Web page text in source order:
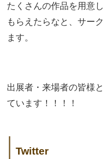
たくさんの作品を用意
もらえたらなと、サー
ます。
出展者・来場者の皆様
ています！！！！
Twitter